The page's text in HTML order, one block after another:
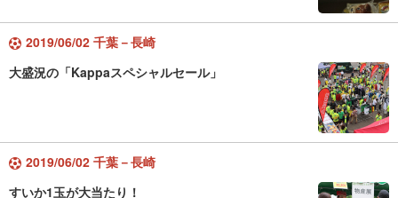
2019/06/02 千葉－長崎
大盛況の「Kappaスペシャルセール」
2019/06/02 千葉－長崎
すいか1玉が大当たり！